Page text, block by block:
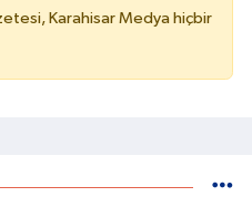
Karahisar Medya hiçbir